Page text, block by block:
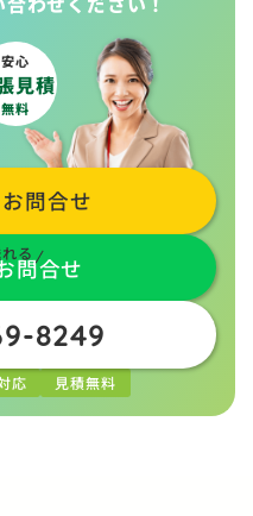
安心
見積
無料
問合せ
る
問合せ
8249
応 見積無料